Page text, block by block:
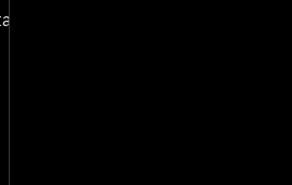
ideias.